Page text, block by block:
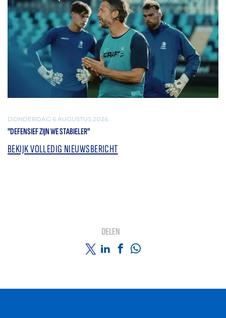
DONDERDAG 6 AUGUSTUS 2026
"DEFENSIEF ZIJN WE STABIELER"
BEKIJK VOLLEDIG NIEUWSBERICHT
DELEN